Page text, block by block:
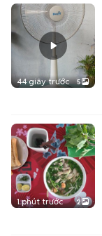
44 giây trước 5
1 phút trước 2